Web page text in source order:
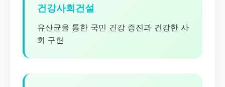
건강사회건설
유산균을 통한 국민 건강 증진과 건강한 사
회 구현